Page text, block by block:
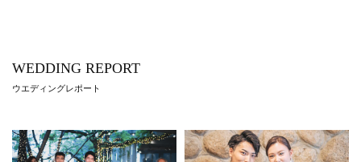
WEDDING REPORT
ウエディングレポート